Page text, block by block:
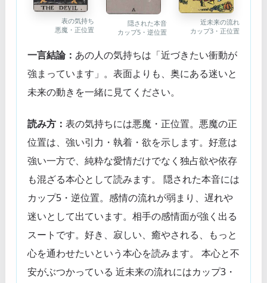
表の気持ち
悪魔・正位置
隠された本音
カップ5・逆位置
近未来の流れ
カップ3・正位置
一言結論： あの人の気持ちは「近づきたい衝動が
強まっています」。表面よりも、奥にある迷いと
未来の動きを一緒に見てください。
読み方： 表の気持ちには悪魔・正位置。悪魔の正
位置は、強い引力・執着・欲を示します。好意は
強い一方で、純粋な愛情だけでなく独占欲や依存
も混ざる本心として読みます。 隠された本音には
カップ5・逆位置。感情の流れが弱まり、遅れや
迷いとして出ています。相手の感情面が強く出る
スートです。好き、寂しい、癒やされる、もっと
心を通わせたいという本心を読みます。 本心と不
安がぶつかっている 近未来の流れにはカップ3・